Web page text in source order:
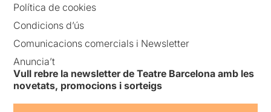
Política de cookies
Condicions d’ús
Comunicacions comercials i Newsletter
Anuncia’t
Vull rebre la newsletter de Teatre Barcelona amb les
novetats, promocions i sorteigs